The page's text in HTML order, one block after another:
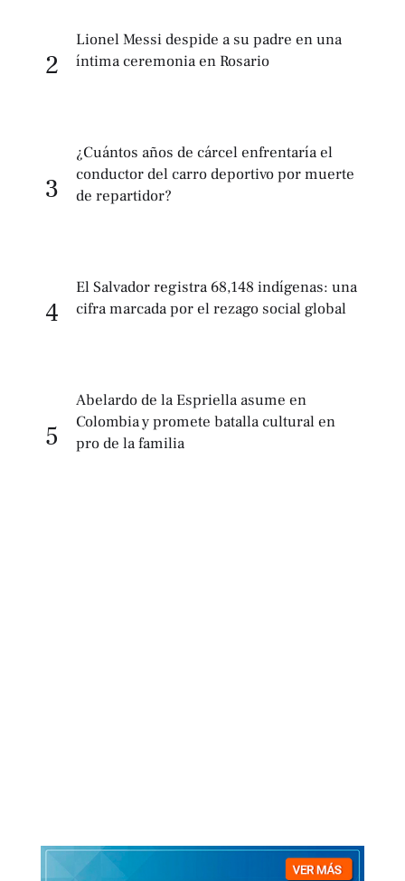
2
Lionel Messi despide a su padre en una
íntima ceremonia en Rosario
3
¿Cuántos años de cárcel enfrentaría el
conductor del carro deportivo por muerte
de repartidor?
4
El Salvador registra 68,148 indígenas: una
cifra marcada por el rezago social global
5
Abelardo de la Espriella asume en
Colombia y promete batalla cultural en
pro de la familia